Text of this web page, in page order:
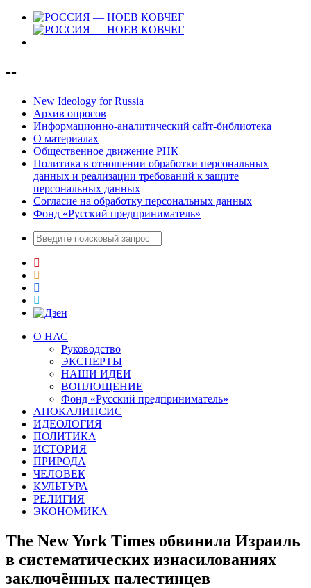
--
New Ideology for Russia
Архив опросов
Информационно-аналитический сайт-библиотека
О материалах
Общественное движение РНК
Политика в отношении обработки персональных
данных и реализации требований к защите
персональных данных
Согласие на обработку персональных данных
Фонд «Русский предприниматель»
О НАС
Руководство
ЭКСПЕРТЫ
НАШИ ИДЕИ
ВОПЛОЩЕНИЕ
Фонд «Русский предприниматель»
АПОКАЛИПСИС
ИДЕОЛОГИЯ
ПОЛИТИКА
ИСТОРИЯ
ПРИРОДА
ЧЕЛОВЕК
КУЛЬТУРА
РЕЛИГИЯ
ЭКОНОМИКА
The New York Times обвинила Израиль
в систематических изнасилованиях
заключённых палестинцев